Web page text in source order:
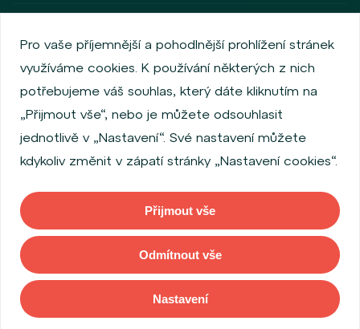
Zásady ochrany osobních údajů
Používání cookies
Informace o emitentech
Zaměstnanecký akciový program
Povinně zveřejňované informace
Finanční výkonnost
Regulation S, Rule 144a
Informace dle MiFID
Copyright © 2026 WOOD & Company. Všechna práva vyhrazena. (WOOD
& Company Financial Services, a. s., je regulovaná Českou národní
bankou se sídlem Na Příkopě 28, 115 03, Praha 1, Česká republika).
Pro vaše příjemnější a pohodlnější prohlížení stránek
využíváme cookies. K používání některých z nich
potřebujeme váš souhlas, který dáte kliknutím na
„Přijmout vše“, nebo je můžete odsouhlasit
jednotlivě v „Nastavení“. Své nastavení můžete
kdykoliv změnit v zápatí stránky „Nastavení cookies“.
Nastavení
Odmítnout vše
Přijmout vše